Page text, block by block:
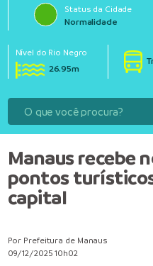
Status da Cidade
Normalidade
Nível do Rio Negro
26.95m
Manaus recebe
pontos
capital
Por Prefeitura de Manaus
09/12/2025 10h02